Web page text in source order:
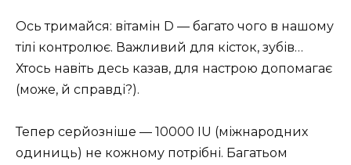
Ось тримайся: вітамін D — багато чого в нашому
тілі контролює. Важливий для кісток, зубів…
Хтось навіть десь казав, для настрою допомагає
(може, й справді?).
Тепер серйозніше — 10000 IU (міжнародних
одиниць) не кожному потрібні. Багатьом